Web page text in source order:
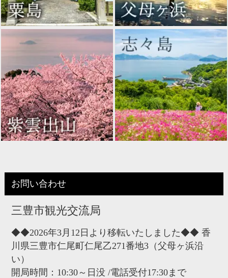
お問い合わせ
三豊市観光交流局
◆◆2026年3月12日より移転いたしました◆◆ 香
川県三豊市仁尾町仁尾乙271番地3（父母ヶ浜沿
い）
開局時間：10:30～日没 /電話受付17:30まで